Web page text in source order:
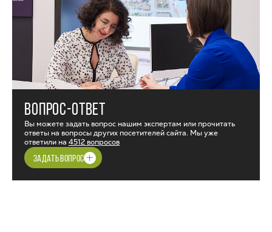
ВОПРОС-ОТВЕТ
Вы можете задать вопрос нашим экспертам или прочитать
ответы на вопросы других посетителей сайта. Мы уже
ответили на 4512 вопросов
ЗАДАТЬ ВОПРОС